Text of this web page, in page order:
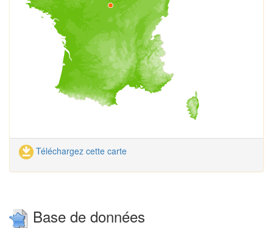
Téléchargez cette carte
Base de données